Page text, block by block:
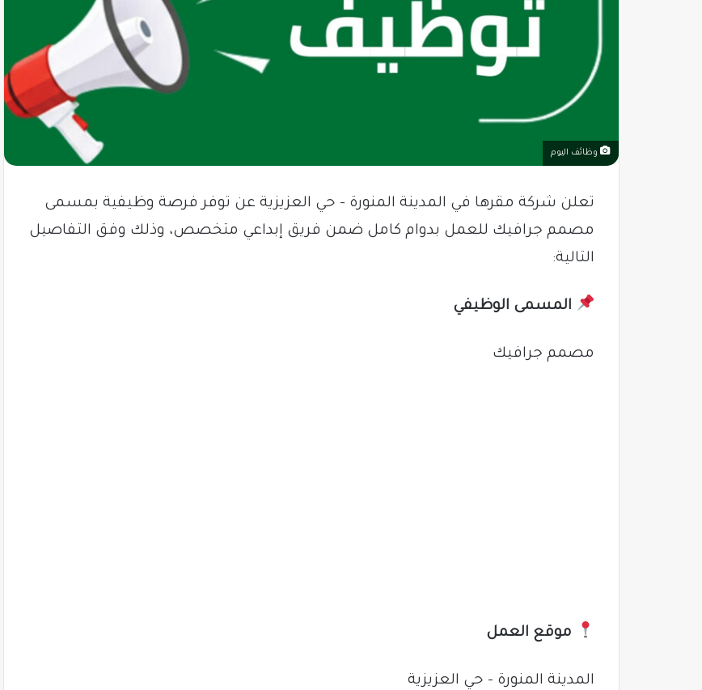
وظائف اليوم
تعلن شركة مقرها في المدينة المنورة – حي العزيزية عن توفر فرصة وظيفية بمسمى
مصمم جرافيك للعمل بدوام كامل ضمن فريق إبداعي متخصص، وذلك وفق التفاصيل
التالية:
المسمى الوظيفي
مصمم جرافيك
موقع العمل
المدينة المنورة – حي العزيزية